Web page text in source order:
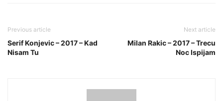
Previous article
Serif Konjevic – 2017 – Kad
Nisam Tu
Next article
Milan Rakic – 2017 – Trecu
Noc Ispijam